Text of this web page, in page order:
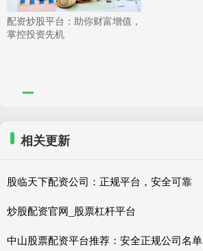
配资炒股平台：助你财富增值，
掌控投资先机
相关更新
股临天下配资公司：正规平台，安全可靠
炒股配资官网_股票杠杆平台
中山股票配资平台推荐：安全正规公司名单